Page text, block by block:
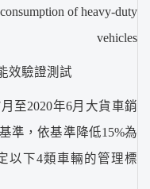
of heavy-duty
vehicles
效驗證測試
至2020年6月大貨車銷
準，依基準降低15%為
以下4類車輛的管理標